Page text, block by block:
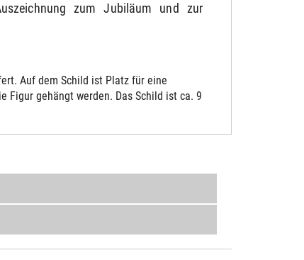
zum Jubiläum und zur
Auf dem Schild ist Platz für eine
Figur gehängt werden. Das Schild ist ca. 9